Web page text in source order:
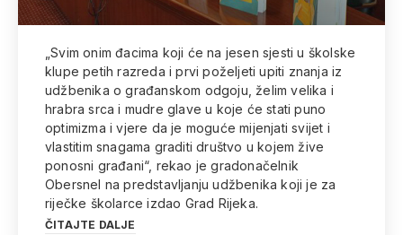
„Svim onim đacima koji će na jesen sjesti u školske
klupe petih razreda i prvi poželjeti upiti znanja iz
udžbenika o građanskom odgoju, želim velika i
hrabra srca i mudre glave u koje će stati puno
optimizma i vjere da je moguće mijenjati svijet i
vlastitim snagama graditi društvo u kojem žive
ponosni građani“, rekao je gradonačelnik
Obersnel na predstavljanju udžbenika koji je za
riječke školarce izdao Grad Rijeka.
ČITAJTE DALJE